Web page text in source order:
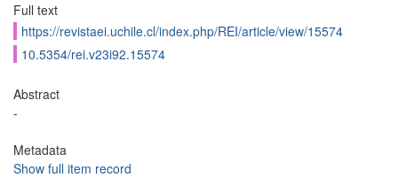
Full text
https://revistaei.uchile.cl/index.php/REI/article/view/15574
10.5354/rei.v23i92.15574
Abstract
-
Metadata
Show full item record